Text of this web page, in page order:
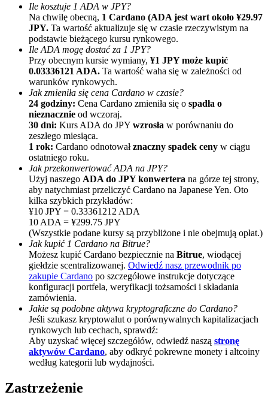
Polecaj
Zaproś przyjaciela, aby otrzymać nagrody pieniężne
Deposit CASHCAT & Win
Deposit CASHCAT & Win
Share 500000 CASHCAT prize pool
Exclusive for BitMart Users
Ile kosztuje 1 ADA w JPY?
Na chwilę obecną, 1 Cardano (ADA jest wart około ¥29.97
JPY. Ta wartość aktualizuje się w czasie rzeczywistym na
podstawie bieżącego kursu rynkowego.
Ile ADA mogę dostać za 1 JPY?
Przy obecnym kursie wymiany, ¥1 JPY może kupić
0.03336121 ADA. Ta wartość waha się w zależności od
warunków rynkowych.
Jak zmieniła się cena Cardano w czasie?
24 godziny: Cena Cardano zmieniła się o spadła o
nieznacznie od wczoraj.
30 dni: Kurs ADA do JPY wzrosła w porównaniu do
zeszłego miesiąca.
1 rok: Cardano odnotowałznaczny spadek ceny w ciągu
ostatniego roku.
Jak przekonwertować ADA na JPY?
Użyj naszego ADA do JPY konwertera na górze tej strony,
aby natychmiast przeliczyć Cardano na Japanese Yen. Oto
kilka szybkich przykładów:
¥10 JPY = 0.33361212 ADA
10 ADA = ¥299.75 JPY
(Wszystkie podane kursy są przybliżone i nie obejmują opłat.)
Jak kupić 1 Cardano na Bitrue?
Możesz kupić Cardano bezpiecznie na Bitrue, wiodącej
giełdzie scentralizowanej. Odwiedź nasz przewodnik po
zakupie Cardano po szczegółowe instrukcje dotyczące
konfiguracji portfela, weryfikacji tożsamości i składania
zamówienia.
Jakie są podobne aktywa kryptograficzne do Cardano?
Jeśli szukasz kryptowalut o porównywalnych kapitalizacjach
rynkowych lub cechach, sprawdź:
Aby uzyskać więcej szczegółów, odwiedź naszą stronę
aktywów Cardano, aby odkryć pokrewne monety i altcoiny
według kategorii lub wydajności.
Zastrzeżenie